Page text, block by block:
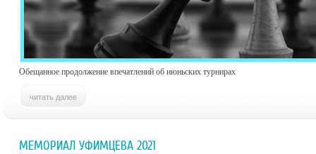
Обещанное продолжение впечатлений об июньских турнирах
МЕМОРИАЛ УФИМЦЕВА 2021